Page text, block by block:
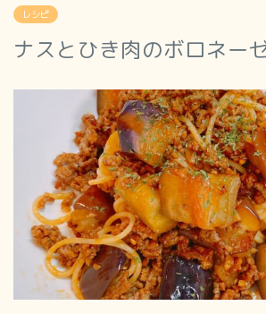
レシピ
ナスとひき肉のボロネー